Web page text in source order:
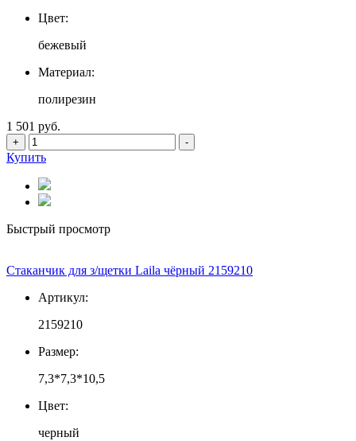
Цвет:
бежевый
Материал:
полирезин
1 501 руб.
+ -
Купить
Быстрый просмотр
Стаканчик для з/щетки Laila чёрный 2159210
Артикул:
2159210
Размер:
7,3*7,3*10,5
Цвет:
черный